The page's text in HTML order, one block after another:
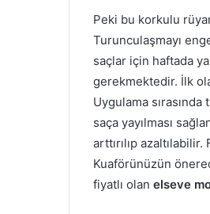
Peki bu korkulu
Turunculaşmayı
saçlar için haftada
gerekmektedir. İlk
Uygulama
saça yayılması
arttırılıp
Kuaförünüzün
fiyatlı olan elseve